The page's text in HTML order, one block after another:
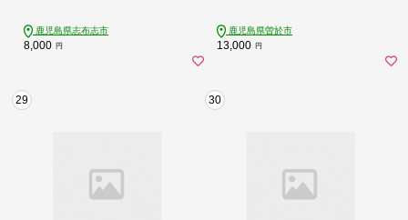
鹿児島県志布志市
8,000 円
鹿児島県曽於市
13,000 円
29 30